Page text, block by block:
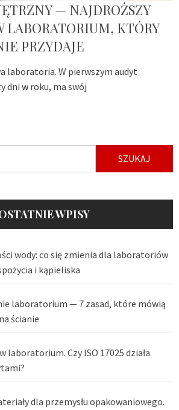
— NAJDROŻSZY
LABORATORIUM, KTÓRY
PRZYDAJE
laboratoria. W pierwszym audyt
dni w roku, ma swój
WPISY
wody: co się zmienia dla laboratoriów
i kąpieliska
laboratorium — 7 zasad, które mówią
ścianie
laboratorium. Czy ISO 17025 działa
dla przemysłu opakowaniowego.